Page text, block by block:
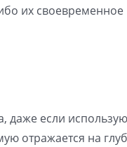
их своевременное
даже если
отражается на